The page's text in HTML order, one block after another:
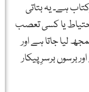
ہے۔ یہ بتاتی
یا کسی تعصب
لیا جاتا ہے اور
برسوں برسرِ پیکار